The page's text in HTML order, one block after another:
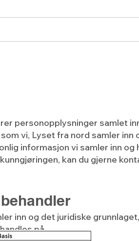
personopplysninger samlet
vi, Lyset fra nord samler inn
informasjon vi samler inn og
kan du gjerne
inn og det juridiske
på.